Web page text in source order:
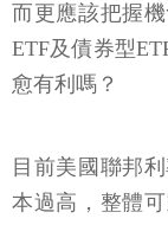
而更應該把握
ETF及債券型
愈有利嗎？
目前美國聯邦
本過高，整體